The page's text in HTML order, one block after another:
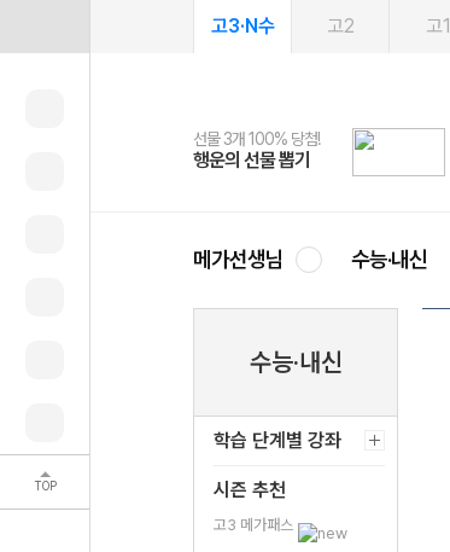
TOP
고3·N수 고2 고1
선물 3개 100% 당첨!
행운의 선물 뽑기
선물 100% 증정!
메가스터디 X 올리브
여름방학 스터디 캐시백
메가런 썸머스쿨
2027 러셀 단과
강사 공개선발
스마트러닝앱
설문 EVENT
메가패스
3일 무료 체험권
메가패스 수강생 무료혜택!
메가클럽 멤버십
사회공헌 캠페인
희망이룸 메가나눔
메가선생님 수능·내신
수능·내신
학습 단계별 강좌
시즌 추천
고3 메가패스